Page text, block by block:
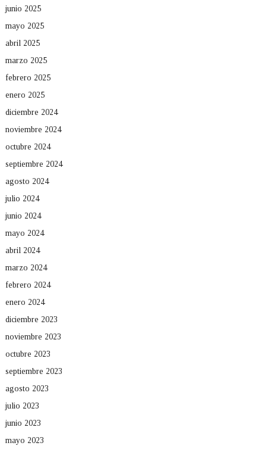
junio 2025
mayo 2025
abril 2025
marzo 2025
febrero 2025
enero 2025
diciembre 2024
noviembre 2024
octubre 2024
septiembre 2024
agosto 2024
julio 2024
junio 2024
mayo 2024
abril 2024
marzo 2024
febrero 2024
enero 2024
diciembre 2023
noviembre 2023
octubre 2023
septiembre 2023
agosto 2023
julio 2023
junio 2023
mayo 2023